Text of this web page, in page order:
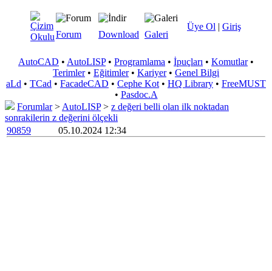
Üye Ol | Giriş
Forum Download Galeri
AutoCAD • AutoLISP• Programlama • İpuçları • Komutlar•
Terimler• Eğitimler• Kariyer• Genel Bilgi
aLd • TCad • FacadeCAD • Cephe Kot • HQ Library • FreeMUST
• Pasdoc.A
Forumlar> AutoLISP> z değeri belli olan ilk noktadan
sonrakilerin z değerini ölçekli
90859
05.10.2024 12:34